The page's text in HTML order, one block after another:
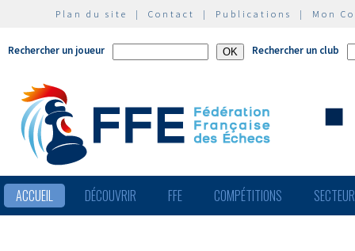
Plan du site | Contact | Publications | Mon
Rechercher un joueur Rechercher un club
ACCUEIL DÉCOUVRIR FFE COMPÉTITIONS